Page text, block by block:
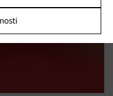
zařízení, Porozumění
údajů z